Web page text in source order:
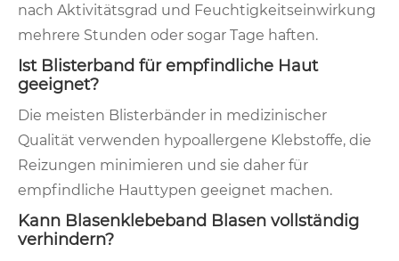
nach Aktivitätsgrad und Feuchtigkeitseinwirkung
mehrere Stunden oder sogar Tage haften.
Ist Blisterband für empfindliche Haut
geeignet?
Die meisten Blisterbänder in medizinischer
Qualität verwenden hypoallergene Klebstoffe, die
Reizungen minimieren und sie daher für
empfindliche Hauttypen geeignet machen.
Kann Blasenklebeband Blasen vollständig
verhindern?